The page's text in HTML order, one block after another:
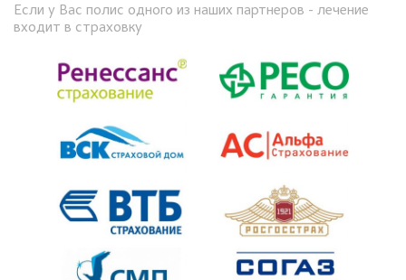
Если у Вас полис одного из наших партнеров - лечение
входит в страховку